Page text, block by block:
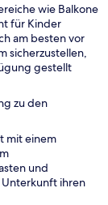
wie Balkone
für Kinder
am besten vor
sicherzustellen,
gestellt
zu den
mit einem
und
ihren